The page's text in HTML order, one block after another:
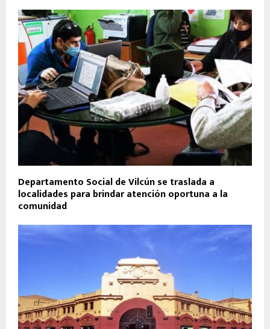
Departamento Social de Vilcún se traslada a
localidades para brindar atención oportuna a la
comunidad